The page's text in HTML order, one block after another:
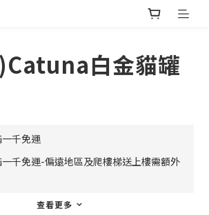
白金貓罐
千免運
千免運-偏遠地區及爬樓梯送上樓需額外
查看更多